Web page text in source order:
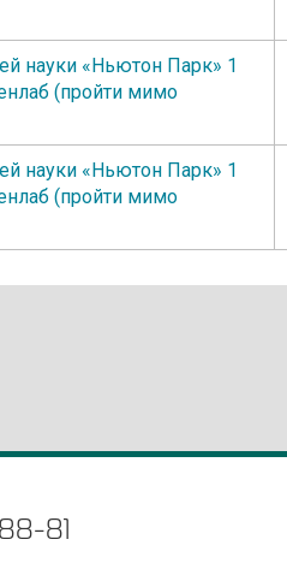
науки «Ньютон Парк» 1
(пройти мимо
науки «Ньютон Парк» 1
(пройти мимо
81